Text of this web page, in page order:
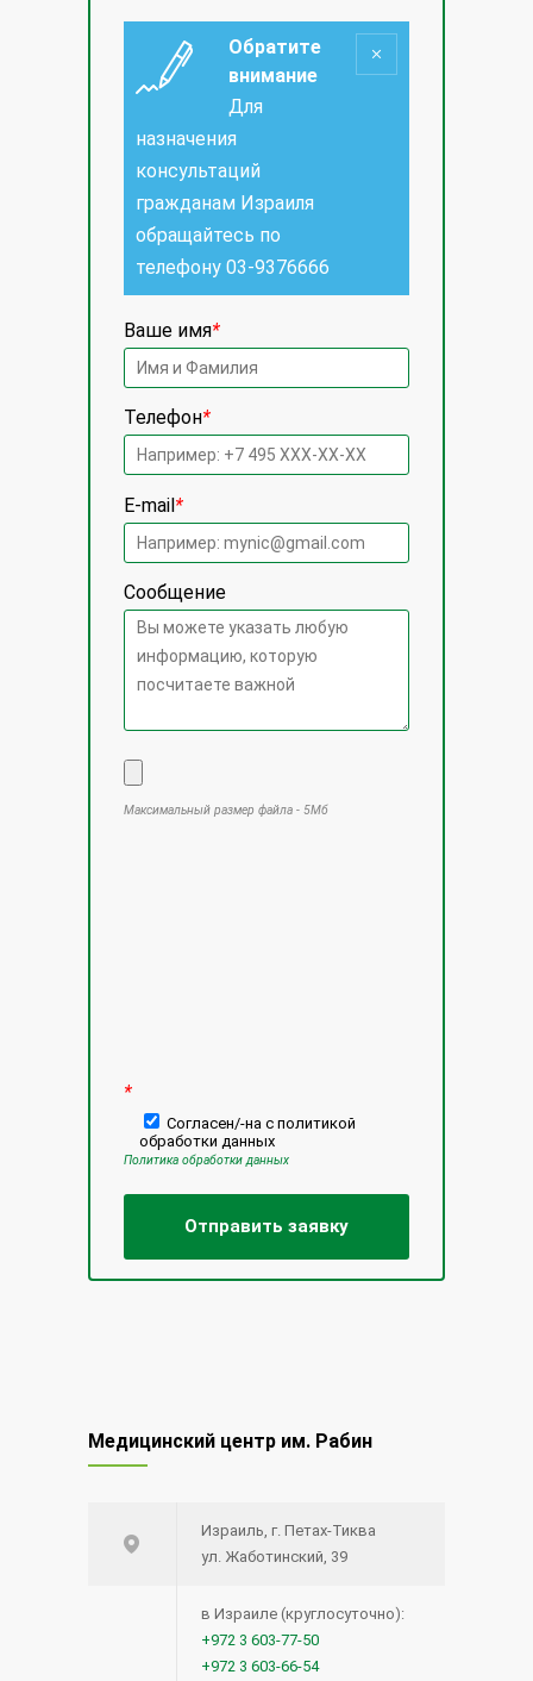
Обратите
внимание
Для
назначения
консультаций
гражданам Израиля
обращайтесь по
телефону 03-9376666
Ваше имя*
Телефон*
E-mail*
Сообщение
Максимальный размер файла - 5Мб
*
Согласен/-на с политикой
обработки данных
Политика обработки данных
Медицинский центр им. Рабин
Израиль, г. Петах-Тиква
ул. Жаботинский, 39
в Израиле (круглосуточно):
+972 3 603-77-50
+972 3 603-66-54